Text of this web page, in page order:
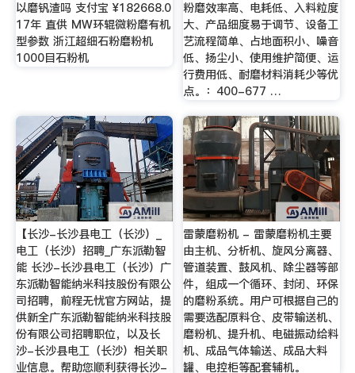
以磨钒渣吗 支付宝 ¥182668.0
17年 直供 MW环辊微粉磨有机
型参数 浙江超细石粉磨粉机
1000目石粉机
粉磨效率高、电耗低、入料粒度
大、产品细度易于调节、设备工
艺流程简单、占地面积小、噪音
低、扬尘小、使用维护简便、运
行费用低、耐磨材料消耗少等优
点。：400-677 …
【长沙-长沙县电工（长沙）_
电工（长沙）招聘_广东派勒智
能 长沙-长沙县电工（长沙）广
东派勒智能纳米科技股份有限公
司招聘，前程无忧官方网站，提
供新全广东派勒智能纳米科技股
份有限公司招聘职位，以及长
沙-长沙县电工（长沙）相关职
业信息。帮助您顺利获得长沙-
雷蒙磨粉机 - 雷蒙磨粉机主要
由主机、分析机、旋风分离器、
管道装置、鼓风机、除尘器等部
件，组成一个循环、封闭、环保
的磨粉系统。用户可根据自己的
需要选配原料仓、皮带输送机、
磨粉机、提升机、电磁振动给料
机、成品气体输送、成品大料
罐、电控柜等配套辅机。